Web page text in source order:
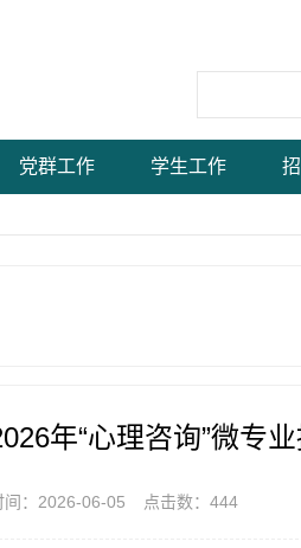
党群工作 学生工作
年“心理咨询”微专
间：2026-06-05 点击数： 444